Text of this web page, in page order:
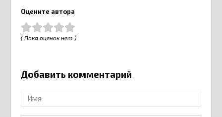
Оцените автора
( Пока оценок нет )
Добавить комментарий
Имя
*